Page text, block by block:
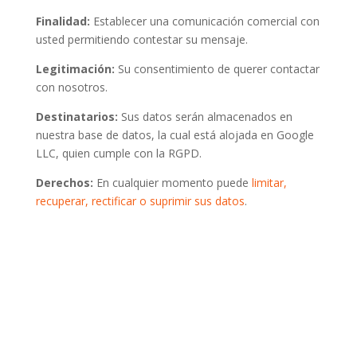
Finalidad: Establecer una comunicación comercial con
usted permitiendo contestar su mensaje.
Legitimación: Su consentimiento de querer contactar
con nosotros.
Destinatarios: Sus datos serán almacenados en
nuestra base de datos, la cual está alojada en Google
LLC, quien cumple con la RGPD.
Derechos: En cualquier momento puede limitar,
recuperar, rectificar o suprimir sus datos.